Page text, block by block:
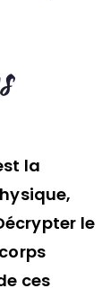
la
le
ces